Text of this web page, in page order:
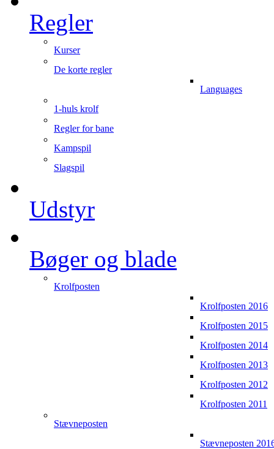
Regler
Kurser
De korte regler
Languages
1-huls krolf
Regler for bane
Kampspil
Slagspil
Udstyr
Bøger og blade
Krolfposten
Krolfposten 2016
Krolfposten 2015
Krolfposten 2014
Krolfposten 2013
Krolfposten 2012
Krolfposten 2011
Stævneposten
Stævneposten